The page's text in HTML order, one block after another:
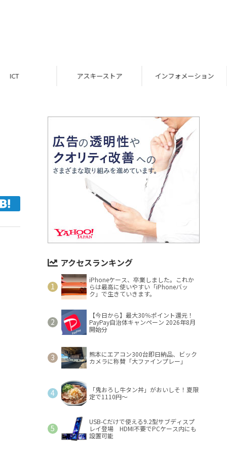
ICT アスキーストア インフォメーション
アクセスランキング
iPhoneケース、卒業しました。これか
らは最高に使いやすい「iPhoneバッ
ク」で生きていきます。
【今日から】最大30％ポイント還元！
PayPay自治体キャンペーン 2026年8月
開始分
熊本にエアコン300台即日納品、ビック
カメラに称賛「大ファインプレー」
「鬼おろし牛タン丼」がおいしそ！夏限
定で1110円～
USB-Cだけで使える9.2型サブディスプ
レイ登場 HDMI不要でPCケース内にも
設置可能